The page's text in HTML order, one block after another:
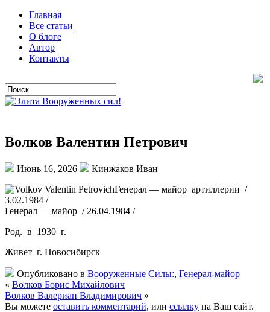
Главная
Все статьи
О блоге
Автор
Контакты
Волков Валентин Петрович
Июнь 16, 2026
Кинжаков Иван
Генерал — майор артиллерии /
3.02.1984 /
Генерал — майор / 26.04.1984 /
Род. в 1930 г.
Живет г. Новосибирск
Опубликовано в Вооруженные Силы:, Генерал-майор
« Волков Борис Михайлович
Волков Валериан Владимирович »
Вы можете оставить комментарий, или ссылку на Ваш сайт.